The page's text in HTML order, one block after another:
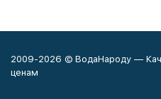
2009-2026 © ВодаНароду —
ценам